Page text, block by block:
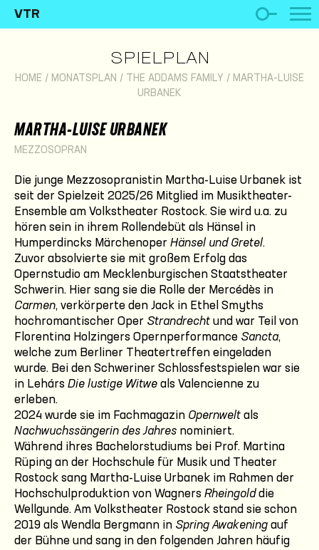
VTR
SPIELPLAN
HOME / MONATSPLAN / THE ADDAMS FAMILY / MARTHA-LUISE
URBANEK
MARTHA-LUISE URBANEK
MEZZOSOPRAN
Die junge Mezzosopranistin Martha-Luise Urbanek ist
seit der Spielzeit 2025/26 Mitglied im Musiktheater-
Ensemble am Volkstheater Rostock. Sie wird u.a. zu
hören sein in ihrem Rollendebüt als Hänsel in
Humperdincks Märchenoper Hänsel und Gretel.
Zuvor absolvierte sie mit großem Erfolg das
Opernstudio am Mecklenburgischen Staatstheater
Schwerin. Hier sang sie die Rolle der Mercédès in
Carmen, verkörperte den Jack in Ethel Smyths
hochromantischer Oper Strandrecht und war Teil von
Florentina Holzingers Opernperformance Sancta,
welche zum Berliner Theatertreffen eingeladen
wurde. Bei den Schweriner Schlossfestspielen war sie
in Lehárs Die lustige Witwe als Valencienne zu
erleben.
2024 wurde sie im Fachmagazin Opernwelt als
Nachwuchssängerin des Jahres nominiert.
Während ihres Bachelorstudiums bei Prof. Martina
Rüping an der Hochschule für Musik und Theater
Rostock sang Martha-Luise Urbanek im Rahmen der
Hochschulproduktion von Wagners Rheingolddie
Wellgunde. Am Volkstheater Rostock stand sie schon
2019 als Wendla Bergmann in Spring Awakening auf
der Bühne und sang in den folgenden Jahren häufig